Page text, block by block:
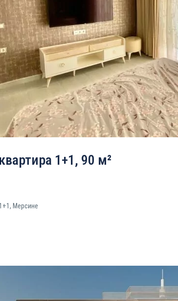
1+1, 90 м²
Мерсине